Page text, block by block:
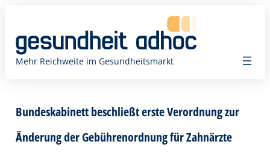
springen
Mehr Reichweite im Gesundheitsmarkt
Bundeskabinett beschließt erste Verordnung zur
Änderung der Gebührenordnung für Zahnärzte